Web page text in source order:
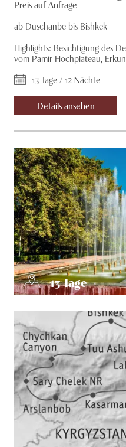
Preis auf Anfrage
ab Duschanbe bis Bishkek
Highlights: Besichtigung des
vom Pamir-Hochplateau,
13 Tage / 12 Nächte
Details ansehen
13Tage